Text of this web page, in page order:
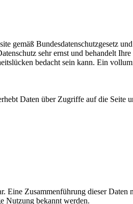
gemäß Bundesdatenschutzgesetz
sehr ernst und behandelt
bedacht sein kann. Ein
Daten über Zugriffe auf die
Eine Zusammenführung dieser
Nutzung bekannt werden.